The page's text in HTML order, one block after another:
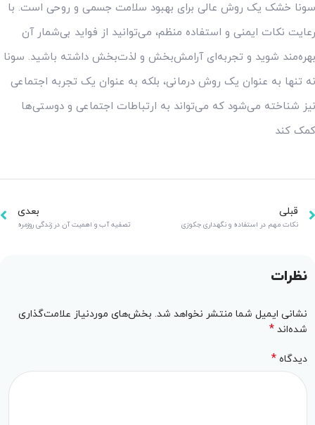
خشک یک روش عالی برای بهبود سلامت جسمی و روحی است. با
نکات ایمنی و استفاده منظم، می‌توانید از فواید بی‌شمار آن
شوید و تجربه‌ای آرامش‌بخش و لذت‌بخش داشته باشید. سونا
تنها به عنوان یک روش درمانی، بلکه به عنوان یک تجربه اجتماعی
شناخته می‌شود که می‌تواند به ارتباطات اجتماعی و دوستی‌ها
کند
قبلی
نکات مهم در استفاده و نگهداری جکوزی
بعدی
تصفیه آب و اهمیت آن در زندگی روزمره
نظرات
نشانی ایمیل شما منتشر نخواهد شد. بخش‌های موردنیاز علامت‌گذاری
شده‌اند*
دیدگاه*